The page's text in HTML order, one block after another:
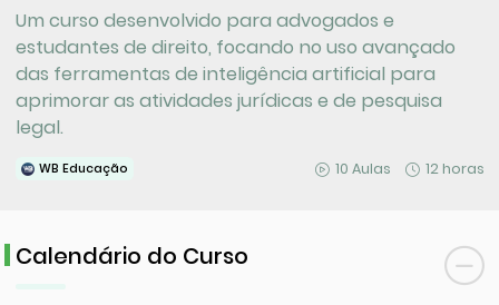
Um curso desenvolvido para advogados e
estudantes de direito, focando no uso avançado
das ferramentas de inteligência artificial para
aprimorar as atividades jurídicas e de pesquisa
legal.
WB Educação 10 Aulas 12 horas
Calendário do Curso